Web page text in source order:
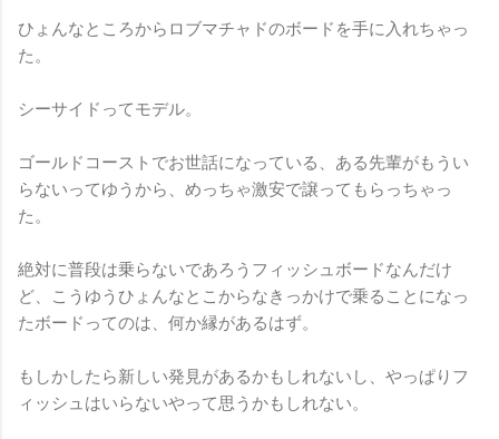
ひょんなところからロブマチャドのボードを手に入れちゃっ
た。
シーサイドってモデル。
ゴールドコーストでお世話になっている、ある先輩がもうい
らないってゆうから、めっちゃ激安で譲ってもらっちゃっ
た。
絶対に普段は乗らないであろうフィッシュボードなんだけ
ど、こうゆうひょんなとこからなきっかけで乗ることになっ
たボードってのは、何か縁があるはず。
もしかしたら新しい発見があるかもしれないし、やっぱりフ
ィッシュはいらないやって思うかもしれない。